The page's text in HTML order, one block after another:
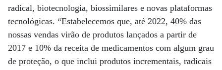
radical, biotecnologia, biossimilares e novas plataformas
tecnológicas. “Estabelecemos que, até 2022, 40% das
nossas vendas virão de produtos lançados a partir de
2017 e 10% da receita de medicamentos com algum grau
de proteção, o que inclui produtos incrementais, radicais